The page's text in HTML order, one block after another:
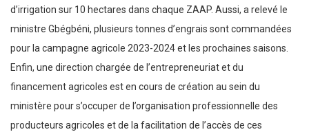
d’irrigation sur 10 hectares dans chaque ZAAP. Aussi, a relevé le
ministre Gbégbéni, plusieurs tonnes d’engrais sont commandées
pour la campagne agricole 2023-2024 et les prochaines saisons.
Enfin, une direction chargée de l’entrepreneuriat et du
financement agricoles est en cours de création au sein du
ministère pour s’occuper de l’organisation professionnelle des
producteurs agricoles et de la facilitation de l’accès de ces